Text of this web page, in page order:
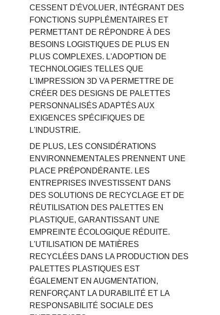
CESSENT D'ÉVOLUER, INTÉGRANT DES
FONCTIONS SUPPLÉMENTAIRES ET
PERMETTANT DE RÉPONDRE À DES
BESOINS LOGISTIQUES DE PLUS EN
PLUS COMPLEXES. L'ADOPTION DE
TECHNOLOGIES TELLES QUE
L'IMPRESSION 3D VA PERMETTRE DE
CRÉER DES DESIGNS DE PALETTES
PERSONNALISÉS ADAPTÉS AUX
EXIGENCES SPÉCIFIQUES DE
L'INDUSTRIE.
DE PLUS, LES CONSIDÉRATIONS
ENVIRONNEMENTALES PRENNENT UNE
PLACE PRÉPONDÉRANTE. LES
ENTREPRISES INVESTISSENT DANS
DES SOLUTIONS DE RECYCLAGE ET DE
RÉUTILISATION DES PALETTES EN
PLASTIQUE, GARANTISSANT UNE
EMPREINTE ÉCOLOGIQUE RÉDUITE.
L'UTILISATION DE MATIÈRES
RECYCLÉES DANS LA PRODUCTION DES
PALETTES PLASTIQUES EST
ÉGALEMENT EN AUGMENTATION,
RENFORÇANT LA DURABILITÉ ET LA
RESPONSABILITÉ SOCIALE DES